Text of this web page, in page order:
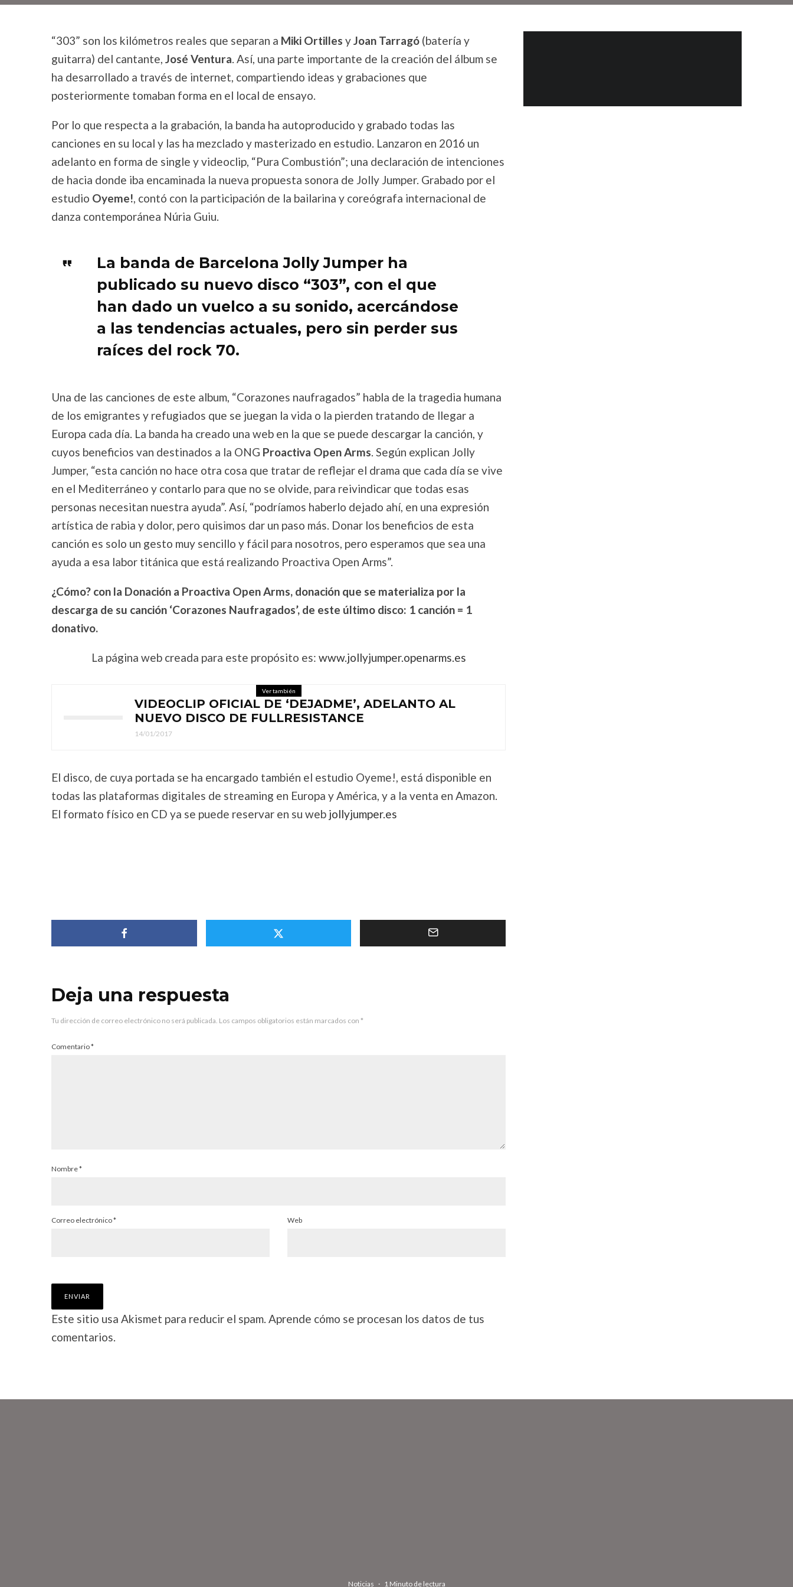
“303” son los kilómetros reales que separan a Miki Ortilles yJoan Tarragó (batería y
guitarra) del cantante, José Ventura. Así, una parte importante de la creación del álbum se
ha desarrollado a través de internet, compartiendo ideas y grabaciones que
posteriormente tomaban forma en el local de ensayo.
Por lo que respecta a la grabación, la banda ha autoproducido y grabado todas las
canciones en su local y las ha mezclado y masterizado en estudio. Lanzaron en 2016 un
adelanto en forma de single y videoclip, “Pura Combustión”; una declaración de intenciones
de hacia donde iba encaminada la nueva propuesta sonora de Jolly Jumper. Grabado por el
estudio Oyeme!, contó con la participación de la bailarina y coreógrafa internacional de
danza contemporánea Núria Guiu.
La banda de Barcelona Jolly Jumper ha
publicado su nuevo disco “303”, con el que
han dado un vuelco a su sonido, acercándose
a las tendencias actuales, pero sin perder sus
raíces del rock 70.
Una de las canciones de este album, “Corazones naufragados” habla de la tragedia humana
de los emigrantes y refugiados que se juegan la vida o la pierden tratando de llegar a
Europa cada día. La banda ha creado una web en la que se puede descargar la canción, y
cuyos beneficios van destinados a la ONG Proactiva Open Arms. Según explican Jolly
Jumper, “esta canción no hace otra cosa que tratar de reflejar el drama que cada día se vive
en el Mediterráneo y contarlo para que no se olvide, para reivindicar que todas esas
personas necesitan nuestra ayuda”. Así, “podríamos haberlo dejado ahí, en una expresión
artística de rabia y dolor, pero quisimos dar un paso más. Donar los beneficios de esta
canción es solo un gesto muy sencillo y fácil para nosotros, pero esperamos que sea una
ayuda a esa labor titánica que está realizando Proactiva Open Arms”.
¿Cómo? con la Donación a Proactiva Open Arms, donación que se materializa por la
descarga de su canción ‘Corazones Naufragados’, de este último disco: 1 canción = 1
donativo.
La página web creada para este propósito es: www.jollyjumper.openarms.es
Ver también
VIDEOCLIP OFICIAL DE ‘DEJADME’, ADELANTO AL
NUEVO DISCO DE FULLRESISTANCE
14/01/2017
El disco, de cuya portada se ha encargado también el estudio Oyeme!, está disponible en
todas las plataformas digitales de streaming en Europa y América, y a la venta en Amazon.
El formato físico en CD ya se puede reservar en su web jollyjumper.es
Deja una respuesta
Tu dirección de correo electrónico no será publicada. Los campos obligatorios están marcados con *
Comentario*
Nombre*
Correo electrónico* Web
Este sitio usa Akismet para reducir el spam. Aprende cómo se procesan los datos de tus
comentarios.
Noticias · 1 Minuto de lectura